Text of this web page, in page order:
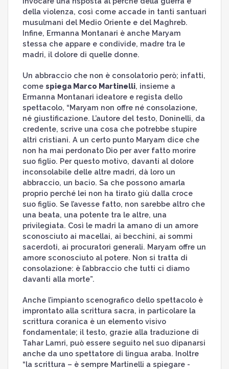
della violenza, così come accade in tanti santuari
musulmani del Medio Oriente e del Maghreb.
Infine, Ermanna Montanari è anche Maryam
stessa che appare e condivide, madre tra le
madri, il dolore di quelle donne.
Un abbraccio che non è consolatorio però; infatti,
come spiega Marco Martinelli, insieme a
Ermanna Montanari ideatore e regista dello
spettacolo, “Maryam non offre né consolazione,
né giustificazione. L’autore del testo, Doninelli, da
credente, scrive una cosa che potrebbe stupire
altri cristiani. A un certo punto Maryam dice che
non ha mai perdonato Dio per aver fatto morire
suo figlio. Per questo motivo, davanti al dolore
inconsolabile delle altre madri, dà loro un
abbraccio, un bacio. Sa che possono amarla
proprio perché lei non ha tirato giù dalla croce
suo figlio. Se l’avesse fatto, non sarebbe altro che
una beata, una potente tra le altre, una
privilegiata. Così le madri la amano di un amore
sconosciuto ai macellai, ai becchini, ai sommi
sacerdoti, ai procuratori generali. Maryam offre un
amore sconosciuto al potere. Non si tratta di
consolazione: è l’abbraccio che tutti ci diamo
davanti alla morte”.
Anche l’impianto scenografico dello spettacolo è
improntato alla scrittura sacra, in particolare la
scrittura coranica è un elemento visivo
fondamentale; il testo, grazie alla traduzione di
Tahar Lamri, può essere seguito nel suo dipanarsi
anche da uno spettatore di lingua araba. Inoltre
“la scrittura – è sempre Martinelli a spiegare -